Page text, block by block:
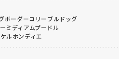
ボーダーコリーブルドッグ
ミディアムプードル
ルホンディエ